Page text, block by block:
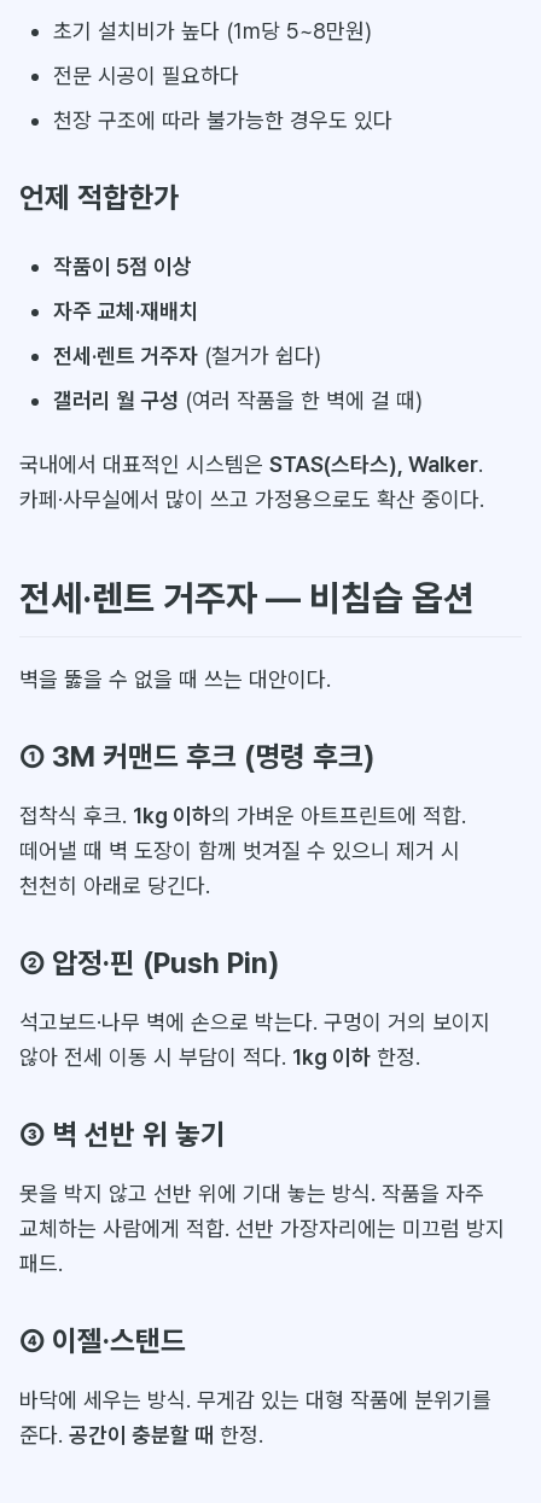
초기 설치비가 높다 (1m당 5~8만원)
전문 시공이 필요하다
천장 구조에 따라 불가능한 경우도 있다
언제 적합한가
작품이 5점 이상
자주 교체·재배치
전세·렌트 거주자(철거가 쉽다)
갤러리 월 구성 (여러 작품을 한 벽에 걸 때)
국내에서 대표적인 시스템은 STAS(스타스), Walker.
카페·사무실에서 많이 쓰고 가정용으로도 확산 중이다.
전세·렌트 거주자 — 비침습 옵션
벽을 뚫을 수 없을 때 쓰는 대안이다.
① 3M 커맨드 후크 (명령 후크)
접착식 후크. 1kg 이하의 가벼운 아트프린트에 적합.
떼어낼 때 벽 도장이 함께 벗겨질 수 있으니 제거 시
천천히 아래로 당긴다.
② 압정·핀 (Push Pin)
석고보드·나무 벽에 손으로 박는다. 구멍이 거의 보이지
않아 전세 이동 시 부담이 적다. 1kg 이하 한정.
③ 벽 선반 위 놓기
못을 박지 않고 선반 위에 기대 놓는 방식. 작품을 자주
교체하는 사람에게 적합. 선반 가장자리에는 미끄럼 방지
패드.
④ 이젤·스탠드
바닥에 세우는 방식. 무게감 있는 대형 작품에 분위기를
준다. 공간이 충분할 때 한정.